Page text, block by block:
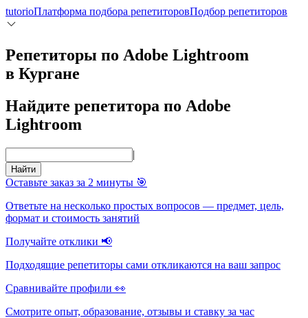
tutorioПлатформа подбора репетиторовПодбор репетиторов
Репетиторы по Adobe Lightroom
в Кургане
Найдите репетитора по Adobe
Lightroom
|
Найти
Оставьте заказ за 2 минуты 🎯
Ответьте на несколько простых вопросов — предмет, цель,
формат и стоимость занятий
Получайте отклики 📢
Подходящие репетиторы сами откликаются на ваш запрос
Сравнивайте профили 👀
Смотрите опыт, образование, отзывы и ставку за час